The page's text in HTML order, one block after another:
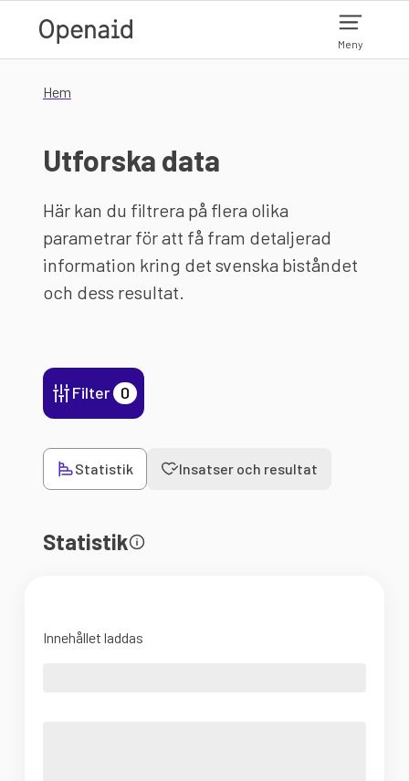
Meny
Hem
Utforska data
Här kan du filtrera på flera olika
parametrar för att få fram detaljerad
information kring det svenska biståndet
och dess resultat.
Filter 0
Statistik Insatser och resultat
Statistik
Innehållet laddas